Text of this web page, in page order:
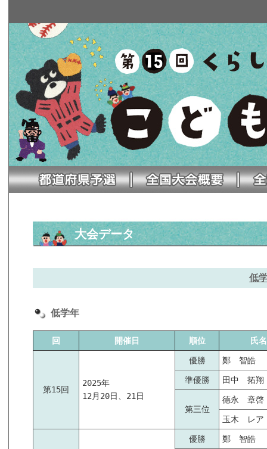
大会データ
低
低学年
回 開催日 順位 氏名
第15回
2025年
12月20日、21日
優勝 鄭 智皓
準優勝 田中 拓翔
第三位
德永 章啓
玉木 レア
優勝 鄭 智皓